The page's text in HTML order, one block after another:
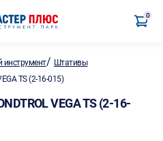
0
инструмент/ Штативы
TS (2-16-015)
VEGA TS (2-16-